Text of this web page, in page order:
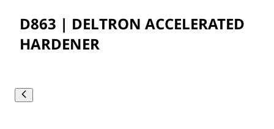
D863 | DELTRON ACCELERATED
HARDENER